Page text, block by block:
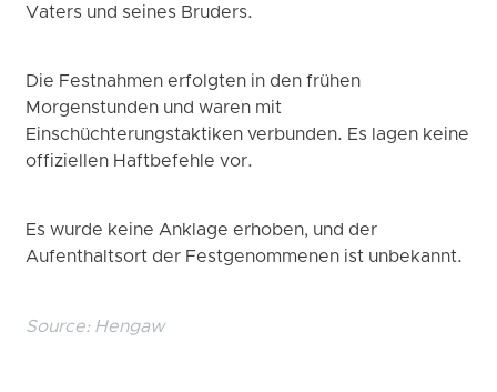
Vaters und seines Bruders.
Die Festnahmen erfolgten in den frühen
Morgenstunden und waren mit
Einschüchterungstaktiken verbunden. Es lagen keine
offiziellen Haftbefehle vor.
Es wurde keine Anklage erhoben, und der
Aufenthaltsort der Festgenommenen ist unbekannt.
Source: Hengaw